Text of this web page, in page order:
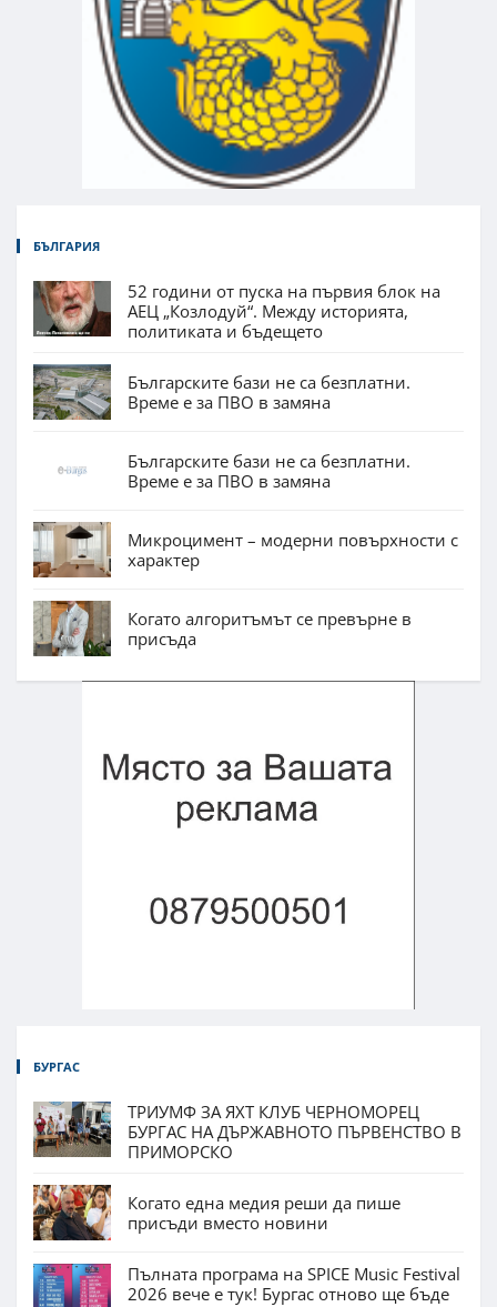
БЪЛГАРИЯ
52 години от пуска на първия блок на
АЕЦ „Козлодуй“. Между историята,
политиката и бъдещето
Българските бази не са безплатни.
Време е за ПВО в замяна
Българските бази не са безплатни.
Време е за ПВО в замяна
Микроцимент – модерни повърхности с
характер
Когато алгоритъмът се превърне в
присъда
БУРГАС
ТРИУМФ ЗА ЯХТ КЛУБ ЧЕРНОМОРЕЦ
БУРГАС НА ДЪРЖАВНОТО ПЪРВЕНСТВО В
ПРИМОРСКО
Когато една медия реши да пише
присъди вместо новини
Пълната програма на SPICE Music Festival
2026 вече е тук! Бургас отново ще бъде